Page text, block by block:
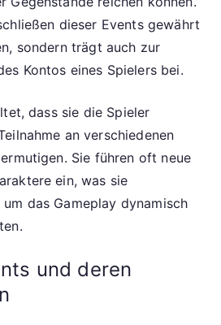
dieser Events gewährt
sondern trägt auch zur
Kontos eines Spielers bei.
dass sie die Spieler
an verschiedenen
Sie führen oft neue
ein, was sie
das Gameplay dynamisch
und deren